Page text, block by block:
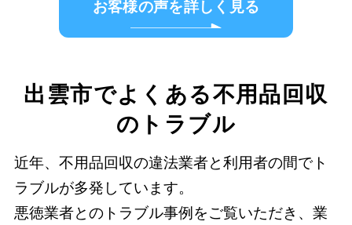
お客様の声を詳しく見る
出雲市でよくある不用品回収
のトラブル
近年、不用品回収の違法業者と利用者の間でト
ラブルが多発しています。
悪徳業者とのトラブル事例をご覧いただき、業